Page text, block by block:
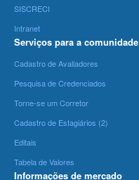
SISCRECI
Intranet
Serviços para a comunidade
Cadastro de Avaliadores
Pesquisa de Credenciados
Torne-se um Corretor
Cadastro de Estagiários (2)
Editais
Tabela de Valores
Informações de mercado